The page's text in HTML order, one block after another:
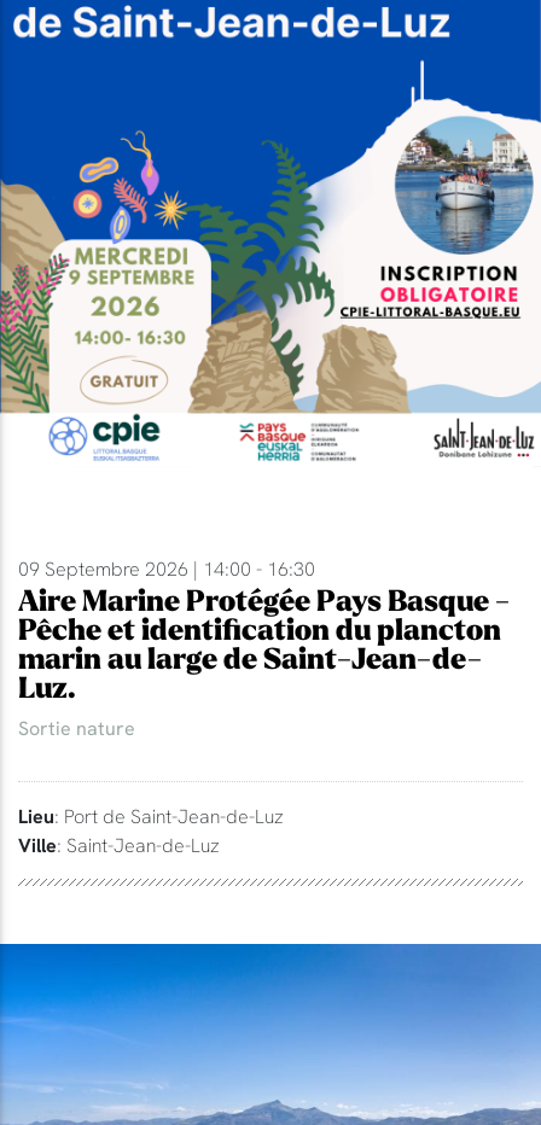
09 Septembre 2026 | 14:00 - 16:30
Aire Marine Protégée Pays Basque -
Pêche et identification du plancton
marin au large de Saint-Jean-de-
Luz.
Sortie nature
Lieu: Port de Saint-Jean-de-Luz
Ville: Saint-Jean-de-Luz